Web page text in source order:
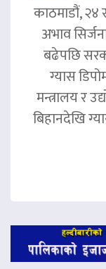
काठमाडौं, २४
अभाव
बढेपछि
ग्यास
मन्त्रालय र
बिहानदेखि